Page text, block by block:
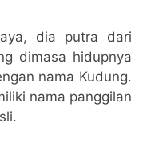
dia putra dari
dimasa hidupnya
nama Kudung.
nama panggilan